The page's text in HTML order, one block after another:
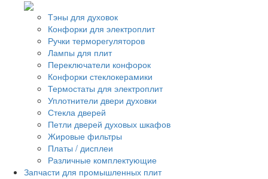
Тэны для духовок
Конфорки для электроплит
Ручки терморегуляторов
Лампы для плит
Переключатели конфорок
Конфорки стеклокерамики
Термостаты для электроплит
Уплотнители двери духовки
Стекла дверей
Петли дверей духовых шкафов
Жировые фильтры
Платы / дисплеи
Различные комплектующие
Запчасти для промышленных плит